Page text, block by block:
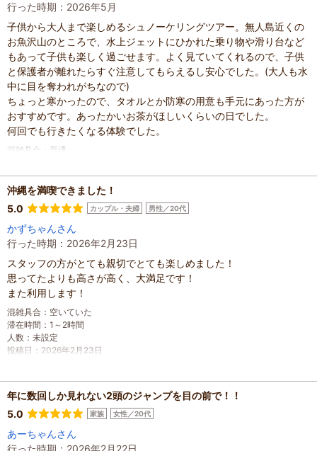
行った時期：2026年5月
子供から大人まで楽しめるシュノーケリングツアー。無人島近くの
お魚沢山のところで、水上ジェットにひかれた乗り物や滑り台など
もあって子供も楽しく過ごせます。よく見ていてくれるので、子供
と保護者が離れたらすぐ注意してもらえるし安心でした。(大人も水
中に目を奪われがちなので)
ちょっと寒かったので、タオルとか防寒の用意も手元にあった方が
おすすめです。あったかいお茶がほしいくらいの日でした。
何回でも行きたくなる体験でした。
混雑具合
普通
家族の内訳：お子様、配偶者、
子どもの年齢：7～12歳、
：3人～5人
投稿日：2026年5月4日
沖縄を満喫できました！
5.0
カップル・夫婦 男性／20代
かずちゃんさん
行った時期：2026年2月23日
スタッフの方がとても親切でとても楽しめました！
思ってたよりも高さが高く、大満足です！
また利用します！
混雑具合 ： 空いていた
滞在時間 ： 1～2時間
人数 ： 未設定
投稿日 ： 2026年2月23日
年に数回しか見れない2頭のジャンプを目の前で！！
5.0
家族 女性／20代
あーちゃんさん